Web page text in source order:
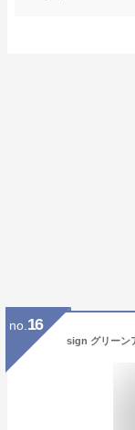
no. 16